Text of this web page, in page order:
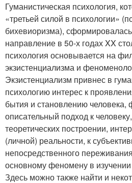
Гуманистическая психология,
«третьей силой в психологии»
бихевиоризма),
направление в 50-х годах XX
психология основывается на
экзистенциализма и
Экзистенциализм привнес в
психологию интерес к
бытия и становлению
описательный подход к
теоретических построении,
(личной) реальности, к
непосредственного
основному феномену в
Здесь можно также найти и